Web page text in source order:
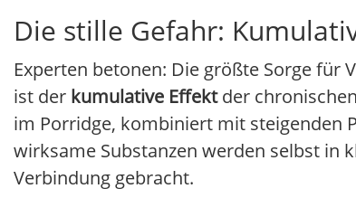
Die stille Gefahr:
Experten betonen: Die größte Sorge für
ist der kumulative Effektder
im Porridge, kombiniert mit steigenden
wirksame Substanzen werden selbst in
Verbindung gebracht.